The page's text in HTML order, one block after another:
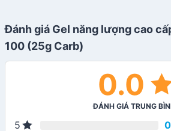
Đánh giá Gel năng lượng cao
100 (25g Carb)
0.0
ĐÁNH GIÁ TRUNG
5